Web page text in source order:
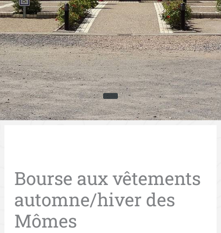
Bourse aux vêtements
automne/hiver des
Mômes